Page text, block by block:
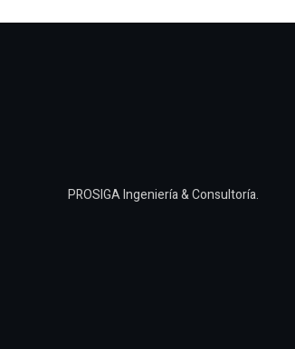
PROSIGA Ingeniería & Consultoría.